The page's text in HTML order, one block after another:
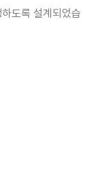
도록 설계되었습